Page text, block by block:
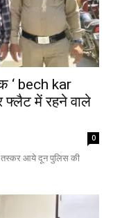
‘ bech kar
फ्लैट में रहने वाले
0
तस्कर आये दून पुलिस की